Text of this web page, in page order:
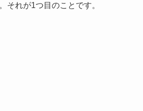
それが1つ目のことです。